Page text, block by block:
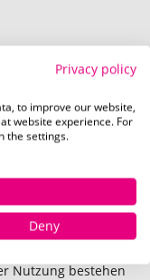
Ihnen bei
sich besonders
Designs. Diese
Nutzung bestehen
Privacy policy
to improve our website,
website experience. For
the settings.
Deny